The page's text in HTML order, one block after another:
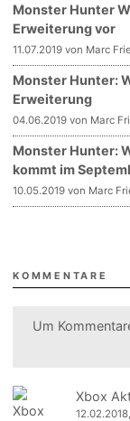
Monster Hunter
Erweiterung vor
11.07.2019 von Marc
Monster Hunter:
Erweiterung
04.06.2019 von Marc
Monster Hunter:
kommt im
10.05.2019 von Marc
KOMMENTARE
Um
Xbox